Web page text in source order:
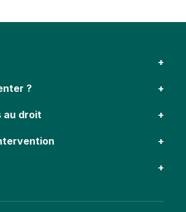
?
au droit